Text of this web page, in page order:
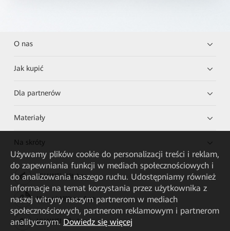
O nas
Jak kupić
Dla partnerów
Materiały
Na skróty
HUAWEI eKit App
Huawei HiKnow App
HUAWEI eFly App
Używamy plików cookie do personalizacji treści i reklam,
do zapewniania funkcji w mediach społecznościowych i
do analizowania naszego ruchu. Udostępniamy również
informacje na temat korzystania przez użytkownika z
naszej witryny naszym partnerom w mediach
społecznościowych, partnerom reklamowym i partnerom
analitycznym. Dowiedz się więcej